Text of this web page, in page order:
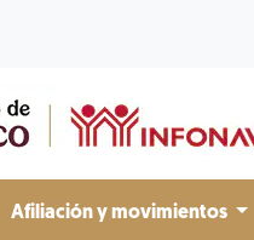
Afiliación y movimientos